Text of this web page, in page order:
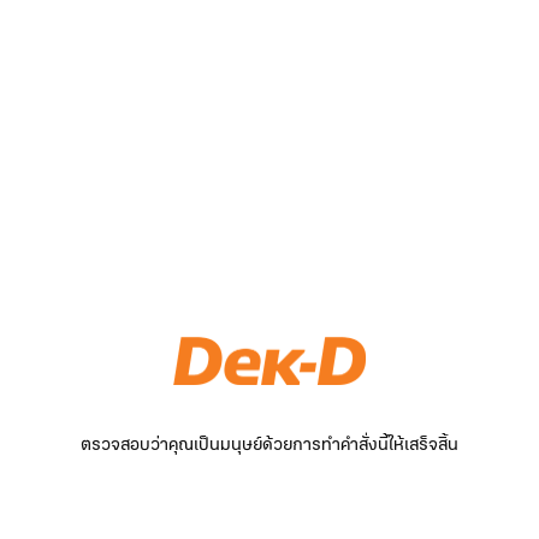
ตรวจสอบว่าคุณเป็นมนุษย์ด้วยการทำคำสั่งนี้ให้เสร็จสิ้น